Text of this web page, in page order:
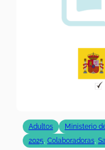
Adultos
Ministerio
2025, Colaboradoras,